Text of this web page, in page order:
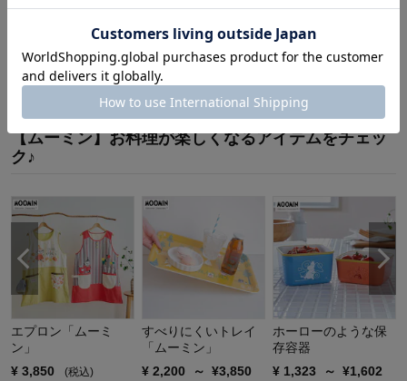
最新レビュー
現在販売していない色・サイズ等への商品レビューも含まれます。
対象商品の商品レビューはまだありません。
【ムーミン】お料理が楽しくなるアイテムをチェッ
ク♪
エプロン「ムーミ
ン」
¥ 3,850
(税込)
すべりにくいトレイ
「ムーミン」
¥ 2,200 ～ ¥3,850
ホーローのような保
存容器
¥ 1,323 ～ ¥1,602